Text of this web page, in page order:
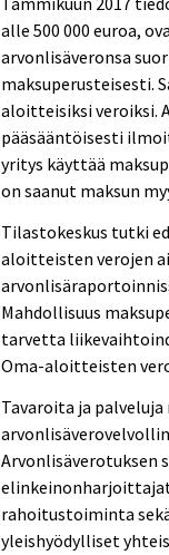
alle 500 000 euroa,
arvonlisäveronsa
maksuperusteisesti.
aloitteisiksi veroiksi.
pääsääntöisesti
yritys käyttää
on saanut maksun
Tilastokeskus tutki
aloitteisten verojen
Mahdollisuus
tarvetta
Oma-aloitteisten
Tavaroita ja
Arvonlisäverotuksen
rahoitustoiminta
yleishyödylliset